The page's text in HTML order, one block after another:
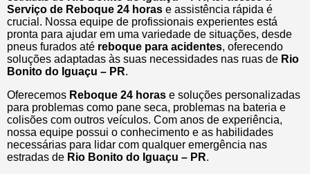
Serviço de Reboque 24 horas e assistência rápida é
crucial. Nossa equipe de profissionais experientes está
pronta para ajudar em uma variedade de situações, desde
pneus furados até reboque para acidentes, oferecendo
soluções adaptadas às suas necessidades nas ruas de Rio
Bonito do Iguaçu – PR.
Oferecemos Reboque 24 horas e soluções personalizadas
para problemas como pane seca, problemas na bateria e
colisões com outros veículos. Com anos de experiência,
nossa equipe possui o conhecimento e as habilidades
necessárias para lidar com qualquer emergência nas
estradas de Rio Bonito do Iguaçu – PR.